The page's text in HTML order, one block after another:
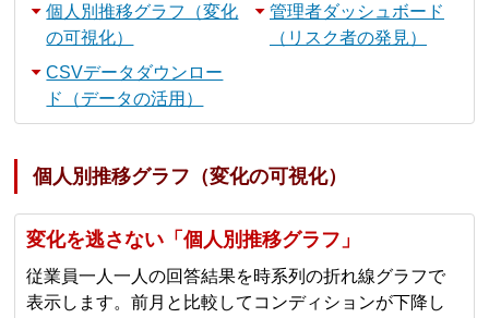
個人別推移グラフ（変化
の可視化）
管理者ダッシュボード
（リスク者の発見）
CSVデータダウンロー
ド（データの活用）
個人別推移グラフ（変化の可視化）
変化を逃さない「個人別推移グラフ」
従業員一人一人の回答結果を時系列の折れ線グラフで
表示します。前月と比較してコンディションが下降し